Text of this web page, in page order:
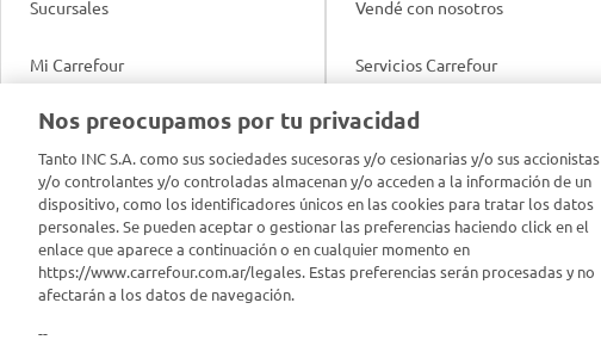
Sucursales
Mi Carrefour
Productos Carrefour
Tarjeta Mi Carrefour
Panel Carrefour
Puntos Verdes
Vendé con nosotros
Servicios Carrefour
Info útil
Tasas de interés
Contacto
Nos preocupamos por tu privacidad
Tanto INC S.A. como sus sociedades sucesoras y/o cesionarias y/o sus accionistas
y/o controlantes y/o controladas almacenan y/o acceden a la información de un
dispositivo, como los identificadores únicos en las cookies para tratar los datos
personales. Se pueden aceptar o gestionar las preferencias haciendo click en el
enlace que aparece a continuación o en cualquier momento en
https://www.carrefour.com.ar/legales. Estas preferencias serán procesadas y no
afectarán a los datos de navegación.
--